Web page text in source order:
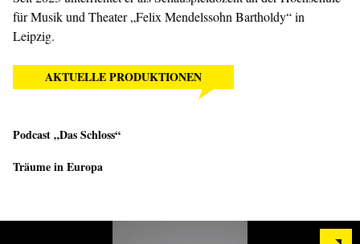
für Musik und Theater „Felix Mendelssohn Bartholdy“ in
Leipzig.
AKTUELLE PRODUKTIONEN
Podcast „Das Schloss“
Träume in Europa